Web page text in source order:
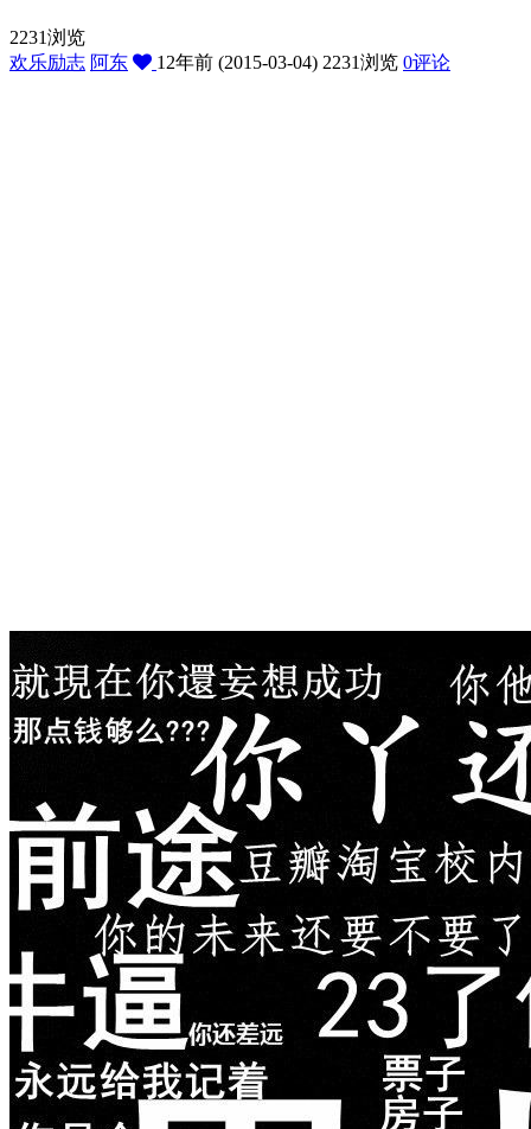
2231浏览
欢乐励志 阿东 12年前 (2015-03-04) 2231浏览 0评论